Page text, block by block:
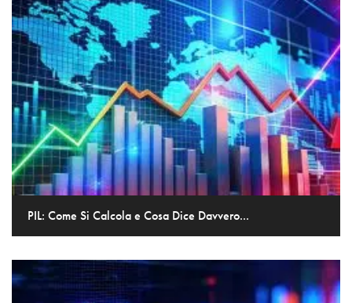
PIL: Come Si Calcola e Cosa Dice Davvero...